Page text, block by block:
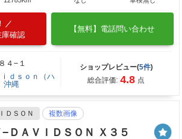
庫確認
【無料】電話問い合わせ
４−１
ｄｓｏｎ（ハ
沖縄
ショップレビュー(5件)
総合評価: 4.8 点
ＤＳＯＮ 複数画像
−ＤＡＶＩＤＳＯＮ Ｘ３５